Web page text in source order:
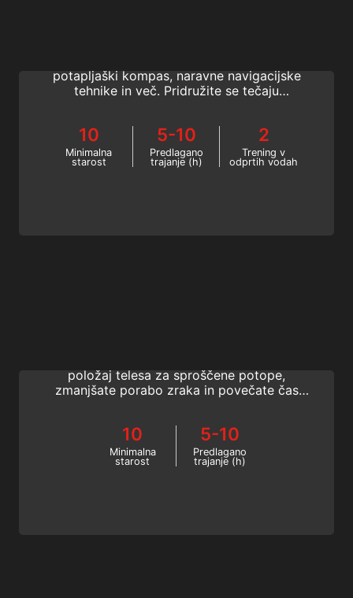
potapljaški kompas, naravne navigacijske
tehnike in več. Pridružite se tečaju
10
Minimalna
starost
5-10
Predlagano
trajanje (h)
2
Trening v
odprtih vodah
položaj telesa za sproščene potope,
zmanjšate porabo zraka in povečate čas
10
Minimalna
starost
5-10
Predlagano
trajanje (h)